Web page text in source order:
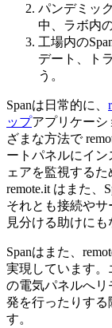
パンデミッ
中、ラボ内
工場内の
デート、ト
う。
Spanは日常的に、
ップアプリケーシ
ざまな方法で
ートパネルにイ
ェアを監視するた
remote.it はまた、
それとも接続や
見分ける助けにも
Spanはまた、
実現しています。
の電気パネルへリ
発を行ったりする
す。